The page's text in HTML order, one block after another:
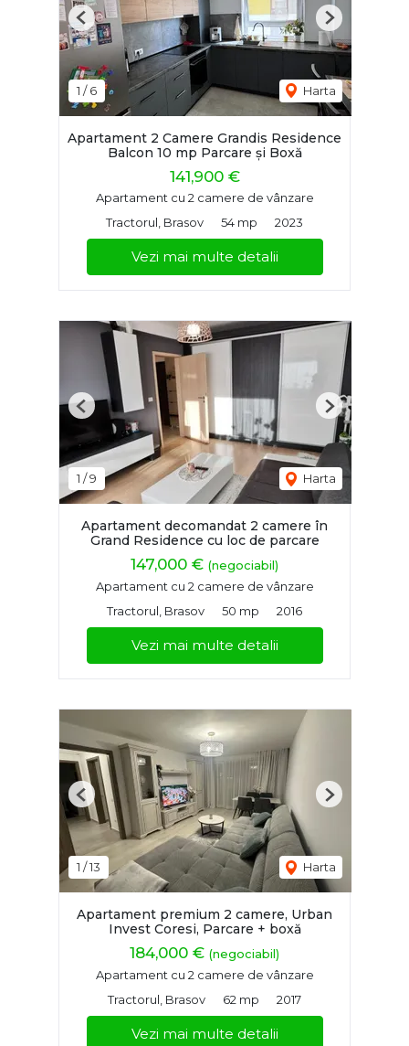
1 /6 Harta
Previous Next
Apartament 2 Camere Grandis Residence
Balcon 10 mp Parcare și Boxă
141,900 €
Apartament cu 2 camere de vânzare
Tractorul, Brasov
54 mp 2023
Vezi mai multe detalii
1 /9 Harta
Previous Next
Apartament decomandat 2 camere în
Grand Residence cu loc de parcare
147,000 € (negociabil)
Apartament cu 2 camere de vânzare
Tractorul, Brasov
50 mp 2016
Vezi mai multe detalii
1 /13 Harta
Previous Next
Apartament premium 2 camere, Urban
Invest Coresi, Parcare + boxă
184,000 € (negociabil)
Apartament cu 2 camere de vânzare
Tractorul, Brasov
62 mp 2017
Vezi mai multe detalii